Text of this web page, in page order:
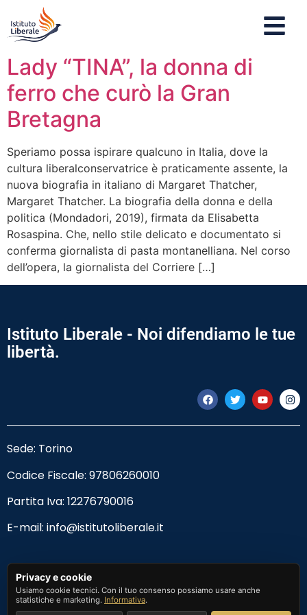
Lady “TINA”, la donna di
ferro che curò la Gran
Bretagna
Speriamo possa ispirare qualcuno in Italia, dove la
cultura liberalconservatrice è praticamente assente, la
nuova biografia in italiano di Margaret Thatcher,
Margaret Thatcher. La biografia della donna e della
politica (Mondadori, 2019), firmata da Elisabetta
Rosaspina. Che, nello stile delicato e documentato si
conferma giornalista di pasta montanelliana. Nel corso
dell’opera, la giornalista del Corriere […]
Istituto Liberale - Noi difendiamo le tue
libertà.
Sede: Torino
Codice Fiscale: 97806260010
Partita Iva: 12276790016
E-mail: info@istitutoliberale.it
Privacy Policy
Privacy e cookie
Usiamo cookie tecnici. Con il tuo consenso possiamo usare anche
statistiche e marketing. Informativa.